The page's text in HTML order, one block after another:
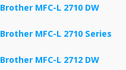
Brother MFC-L 2710 DW
Brother MFC-L 2710 Series
Brother MFC-L 2712 DW